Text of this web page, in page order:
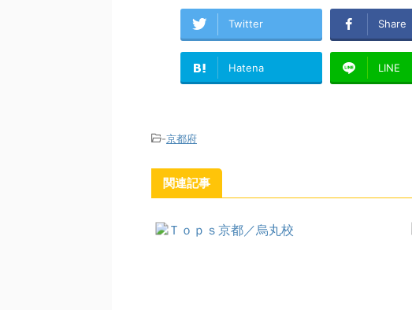
Twitter Share
Hatena LINE
-京都府
関連記事